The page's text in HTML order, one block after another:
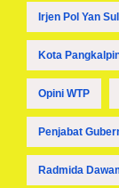
Irjen Pol Yan
Kota
Opini WTP
Penjabat
Radmida